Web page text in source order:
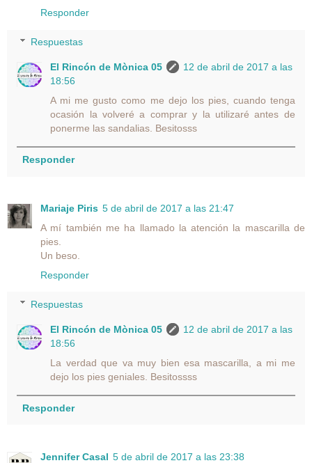
Responder
Respuestas
El Rincón de Mònica 05
12 de abril de 2017 a las
18:56
A mi me gusto como me dejo los pies, cuando tenga
ocasión la volveré a comprar y la utilizaré antes de
ponerme las sandalias. Besitosss
Responder
Mariaje Piris 5 de abril de 2017 a las 21:47
A mí también me ha llamado la atención la mascarilla de
pies.
Un beso.
Responder
Respuestas
El Rincón de Mònica 05
12 de abril de 2017 a las
18:56
La verdad que va muy bien esa mascarilla, a mi me
dejo los pies geniales. Besitossss
Responder
Jennifer Casal 5 de abril de 2017 a las 23:38